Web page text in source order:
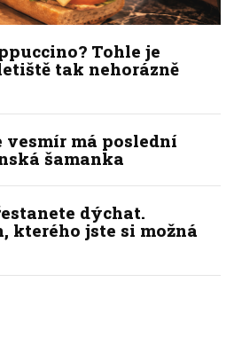
Tohle je
tak nehorázně
vesmír má poslední
šamanka
dýchat.
kterého jste si možná